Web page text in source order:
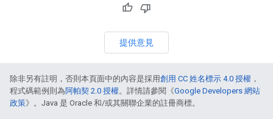
提供意見
除非另有註明，否則本頁面中的內容是採用創用 CC 姓名標示 4.0 授權 ，
程式碼範例則為阿帕契 2.0 授權。詳情請參閱《Google Developers 網站
政策》。Java 是 Oracle 和/或其關聯企業的註冊商標。